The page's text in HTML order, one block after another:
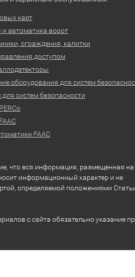
карт
автоматика ворот
ограждения, калитки
доступом
оборудования для систем
систем безопасности
FAAC
что вся информация, размещенная на
информационный характер и не
определяемой положениями
с сайта обязательно указание